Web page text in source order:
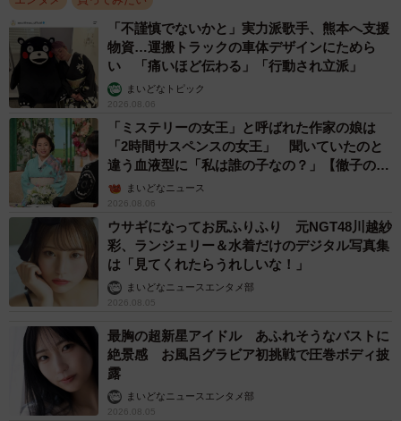
「不謹慎でないかと」実力派歌手、熊本へ支援
物資…運搬トラックの車体デザインにためら
い 「痛いほど伝わる」「行動され立派」
まいどなトピック
2026.08.06
「ミステリーの女王」と呼ばれた作家の娘は
「2時間サスペンスの女王」 聞いていたのと
違う血液型に「私は誰の子なの？」【徹子の部
屋】まいどなニュース
2026.08.06
ウサギになってお尻ふりふり 元NGT48川越紗
彩、ランジェリー＆水着だけのデジタル写真集
は「見てくれたらうれしいな！」
まいどなニュースエンタメ部
2026.08.05
最胸の超新星アイドル あふれそうなバストに
絶景感 お風呂グラビア初挑戦で圧巻ボディ披
露
まいどなニュースエンタメ部
2026.08.05